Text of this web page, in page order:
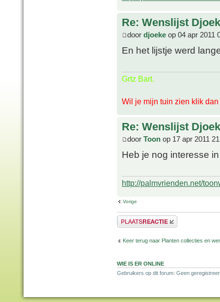
Re: Wenslijst
door djoeke op 04 apr 2011
En het lijstje werd
Grtz Bart.
Wil je mijn tuin zien klik dan
Re: Wenslijst
door Toon op 17 apr 2011
Heb je nog interesse
http://palmvrienden.net/
Vorige
Plaats een reactie
Keer terug naar Planten collecties en
WIE IS ER ONLINE
Gebruikers op dit forum: Geen